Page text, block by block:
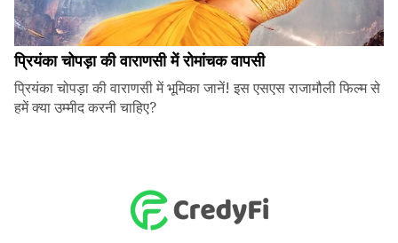
प्रियंका चोपड़ा की वाराणसी में रोमांचक वापसी
प्रियंका चोपड़ा की वाराणसी में भूमिका जानें! इस एसएस राजामौली फिल्म से
हमें क्या उम्मीद करनी चाहिए?